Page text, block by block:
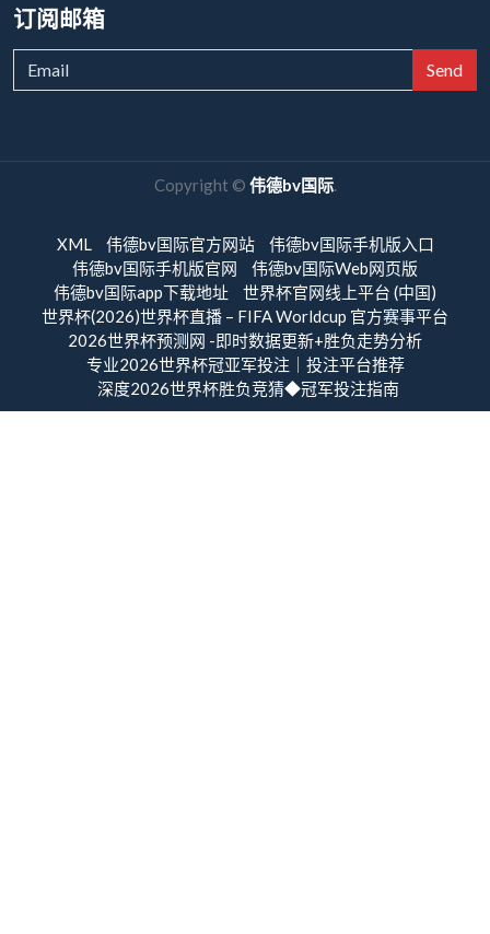
订阅邮箱
Send
Copyright © 伟德bv国际.
XML 伟德bv国际官方网站
伟德bv国际手机版入口
伟德bv国际手机版官网
伟德bv国际Web网页版
伟德bv国际app下载地址
世界杯官网线上平台 (中国)
世界杯(2026)世界杯直播 – FIFA Worldcup 官方赛事平台
2026世界杯预测网 -即时数据更新+胜负走势分析
专业2026世界杯冠亚军投注｜投注平台推荐
深度2026世界杯胜负竞猜◆冠军投注指南